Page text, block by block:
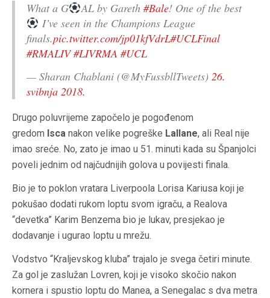
What a G AL by Gareth #Bale! One of the best
I’ve seen in the Champions League
finals.pic.twitter.com/jp01kfVdrL#UCLFinal
#RMALIV #LIVRMA #UCL
— Sharan Chablani (@MyFussbllTweets) 26.
svibnja 2018.
Drugo poluvrijeme započelo je pogođenom
gredom Isca nakon velike pogreške Lallane, ali Real nije
imao sreće. No, zato je imao u 51. minuti kada su Španjolci
poveli jednim od najčudnijih golova u povijesti finala.
Bio je to poklon vratara Liverpoola Lorisa Kariusa koji je
pokušao dodati rukom loptu svom igraču, a Realova
“devetka” Karim Benzema bio je lukav, presjekao je
dodavanje i ugurao loptu u mrežu.
Vodstvo “Kraljevskog kluba” trajalo je svega četiri minute.
Za gol je zaslužan Lovren, koji je visoko skočio nakon
kornera i spustio loptu do Manea, a Senegalac s dva metra